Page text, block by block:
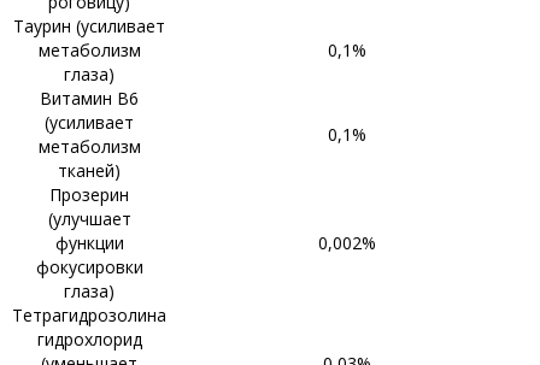
Таурин (усиливает
метаболизм
глаза)
0,1%
Витамин B6
(усиливает
метаболизм
тканей)
0,1%
Прозерин
(улучшает
функции
фокусировки
глаза)
0,002%
Тетрагидрозолина
гидрохлорид